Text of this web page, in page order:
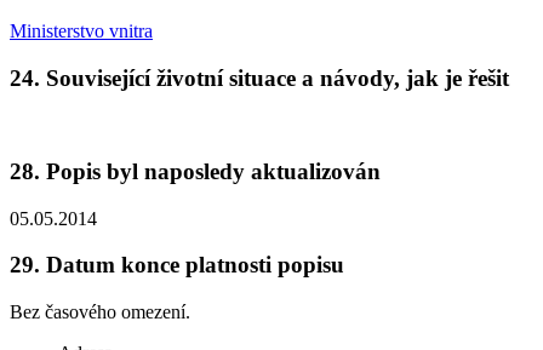
Ministerstvo vnitra
24. Související životní situace a návody, jak je řešit
28. Popis byl naposledy aktualizován
05.05.2014
29. Datum konce platnosti popisu
Bez časového omezení.